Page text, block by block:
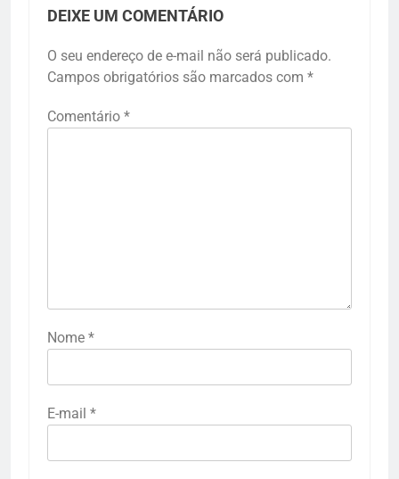
DEIXE UM COMENTÁRIO
O seu endereço de e-mail não será publicado.
Campos obrigatórios são marcados com *
Comentário *
Nome *
E-mail *